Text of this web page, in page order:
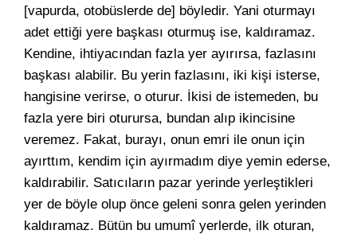
[vapurda, otobüslerde de] böyledir. Yani oturmayı
adet ettiği yere başkası oturmuş ise, kaldıramaz.
Kendine, ihtiyacından fazla yer ayırırsa, fazlasını
başkası alabilir. Bu yerin fazlasını, iki kişi isterse,
hangisine verirse, o oturur. İkisi de istemeden, bu
fazla yere biri oturursa, bundan alıp ikincisine
veremez. Fakat, burayı, onun emri ile onun için
ayırttım, kendim için ayırmadım diye yemin ederse,
kaldırabilir. Satıcıların pazar yerinde yerleştikleri
yer de böyle olup önce geleni sonra gelen yerinden
kaldıramaz. Bütün bu umumî yerlerde, ilk oturan,